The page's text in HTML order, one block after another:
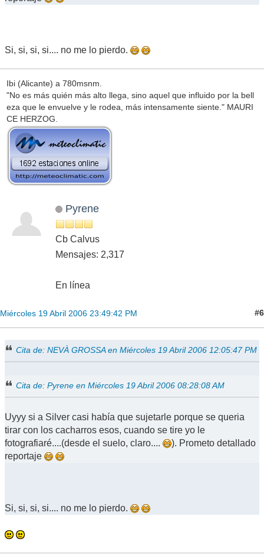
Si, si, si, si.... no me lo pierdo.
Ibi (Alicante) a 780msnm.
"No es más quién más alto llega, sino aquel que influido por la bell
eza que le envuelve y le rodea, más intensamente siente." MAURI
CE HERZOG.
Pyrene
Cb Calvus
Mensajes: 2,317
En línea
Miércoles 19 Abril 2006 23:49:42 PM #6
Cita de: NEVÀ GROSSA en Miércoles 19 Abril 2006 12:05:47 PM
Cita de: Pyrene en Miércoles 19 Abril 2006 08:28:08 AM
Uyyy si a Silver casi había que sujetarle porque se queria
tirar con los cacharros esos, cuando se tire yo le
fotografiaré....(desde el suelo, claro....
). Prometo detallado
reportaje
Si, si, si, si.... no me lo pierdo.